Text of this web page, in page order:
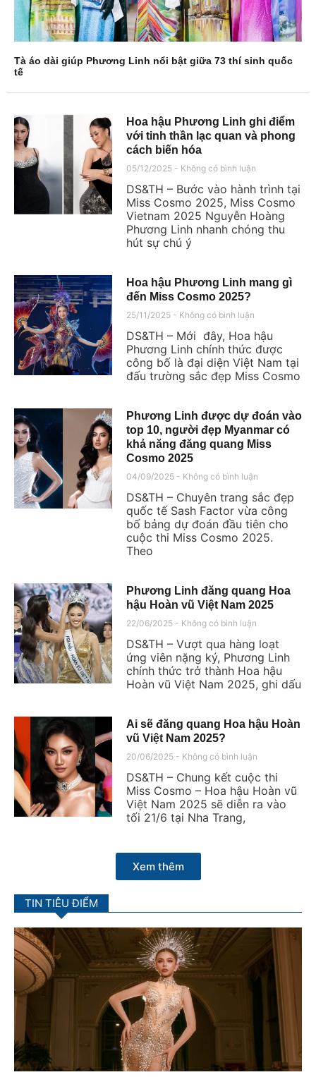
Tà áo dài giúp Phương Linh nổi bật giữa 73 thí sinh quốc
tế
Hoa hậu Phương Linh ghi điểm
với tinh thần lạc quan và phong
cách biến hóa
05/12/2025 Không có bình luận
DS&TH – Bước vào hành trình tại
Miss Cosmo 2025, Miss Cosmo
Vietnam 2025 Nguyễn Hoàng
Phương Linh nhanh chóng thu
hút sự chú ý
Hoa hậu Phương Linh mang gì
đến Miss Cosmo 2025?
25/11/2025 Không có bình luận
DS&TH – Mới đây, Hoa hậu
Phương Linh chính thức được
công bố là đại diện Việt Nam tại
đấu trường sắc đẹp Miss Cosmo
Phương Linh được dự đoán vào
top 10, người đẹp Myanmar có
khả năng đăng quang Miss
Cosmo 2025
04/09/2025 Không có bình luận
DS&TH – Chuyên trang sắc đẹp
quốc tế Sash Factor vừa công
bố bảng dự đoán đầu tiên cho
cuộc thi Miss Cosmo 2025.
Theo
Phương Linh đăng quang Hoa
hậu Hoàn vũ Việt Nam 2025
22/06/2025 Không có bình luận
DS&TH – Vượt qua hàng loạt
ứng viên nặng ký, Phương Linh
chính thức trở thành Hoa hậu
Hoàn vũ Việt Nam 2025, ghi dấu
Ai sẽ đăng quang Hoa hậu Hoàn
vũ Việt Nam 2025?
20/06/2025 Không có bình luận
DS&TH – Chung kết cuộc thi
Miss Cosmo – Hoa hậu Hoàn vũ
Việt Nam 2025 sẽ diễn ra vào
tối 21/6 tại Nha Trang,
Xem thêm
TIN TIÊU ĐIỂM